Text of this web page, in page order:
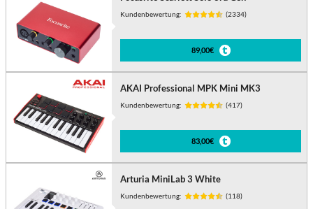
Kundenbewertung: (2334)
89,00€
AKAI Professional MPK Mini MK3
Kundenbewertung: (417)
83,00€
Arturia MiniLab 3 White
Kundenbewertung: (118)